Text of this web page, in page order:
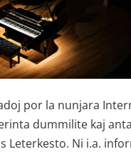
por la nunjara
dummilite kaj
Leterkesto. Ni i.a.